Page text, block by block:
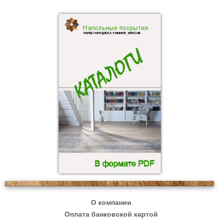
О компании
Оплата банковской картой